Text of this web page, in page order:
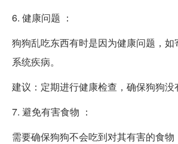
6. 健康问题 ：
狗狗乱吃东西有时是因为健康问题，
系统疾病。
建议：定期进行健康检查，确保狗狗没
7. 避免有害食物 ：
需要确保狗狗不会吃到对其有害的食